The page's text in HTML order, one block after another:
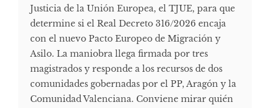
Justicia de la Unión Europea, el TJUE, para que
determine si el Real Decreto 316/2026 encaja
con el nuevo Pacto Europeo de Migración y
Asilo. La maniobra llega firmada por tres
magistrados y responde a los recursos de dos
comunidades gobernadas por el PP, Aragón y la
Comunidad Valenciana. Conviene mirar quién